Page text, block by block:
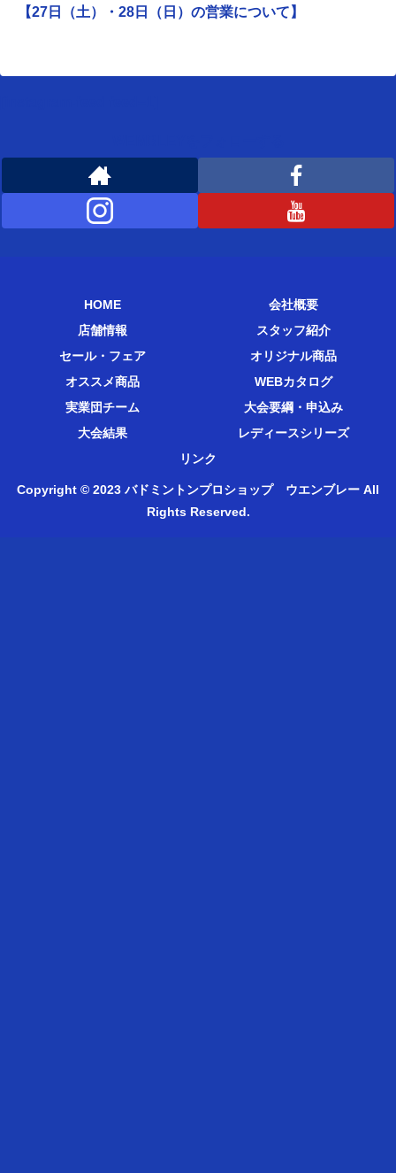
【27日（土）・28日（日）の営業について】
HOME
会社概要
店舗情報
スタッフ紹介
セール・フェア
オリジナル商品
オススメ商品
WEBカタログ
実業団チーム
大会要綱・申込み
大会結果
レディースシリーズ
リンク
Copyright © 2023 バドミントンプロショップ ウエンブレー All
Rights Reserved.